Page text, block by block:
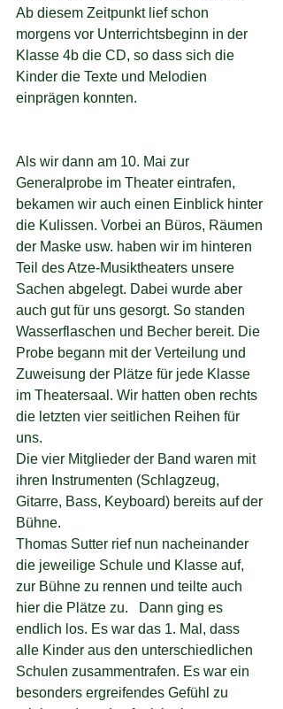
Ab diesem Zeitpunkt lief schon
morgens vor Unterrichtsbeginn in der
Klasse 4b die CD, so dass sich die
Kinder die Texte und Melodien
einprägen konnten.
Als wir dann am 10. Mai zur
Generalprobe im Theater eintrafen,
bekamen wir auch einen Einblick hinter
die Kulissen. Vorbei an Büros, Räumen
der Maske usw. haben wir im hinteren
Teil des Atze-Musiktheaters unsere
Sachen abgelegt. Dabei wurde aber
auch gut für uns gesorgt. So standen
Wasserflaschen und Becher bereit. Die
Probe begann mit der Verteilung und
Zuweisung der Plätze für jede Klasse
im Theatersaal. Wir hatten oben rechts
die letzten vier seitlichen Reihen für
uns.
Die vier Mitglieder der Band waren mit
ihren Instrumenten (Schlagzeug,
Gitarre, Bass, Keyboard) bereits auf der
Bühne.
Thomas Sutter rief nun nacheinander
die jeweilige Schule und Klasse auf,
zur Bühne zu rennen und teilte auch
hier die Plätze zu.   Dann ging es
endlich los. Es war das 1. Mal, dass
alle Kinder aus den unterschiedlichen
Schulen zusammentrafen. Es war ein
besonders ergreifendes Gefühl zu